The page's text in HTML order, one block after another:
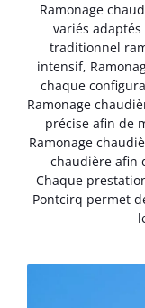
Ramonage
variés adaptés
traditionnel
intensif,
chaque
Ramonage
précise afin de
Ramonage
chaudière afin
Chaque
Pontcirq permet